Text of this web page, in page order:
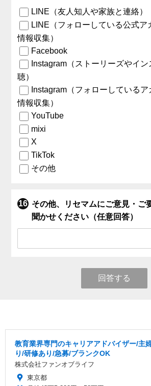
LINE（友人知人や家族と連絡）
LINE（フォローしている公式ア
情報収集）
Facebook
Instagram（ストーリーズやイ
聴）
Instagram（フォローしている
情報収集）
YouTube
mixi
X
TikTok
その他
その他、リセマムにご意見・ご
聞かせください（任意回答）
回答する
教育業界専門のキャリアアドバイザー/主
り/研修あり/急募/ブランクOK
株式会社ファンオブライフ
東京都